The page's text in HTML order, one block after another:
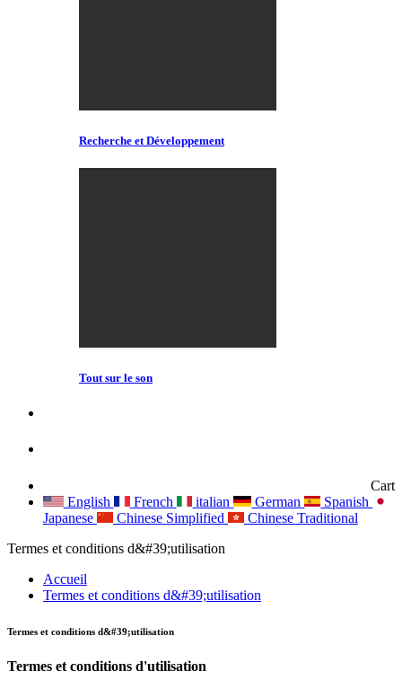
Recherche et Développement
Tout sur le son
Cart
English
French italian German
Spanish
Japanese
Chinese Simplified
Chinese Traditional
Termes et conditions d&#39;utilisation
Accueil
Termes et conditions d&#39;utilisation
Termes et conditions d&#39;utilisation
Termes et conditions d'utilisation